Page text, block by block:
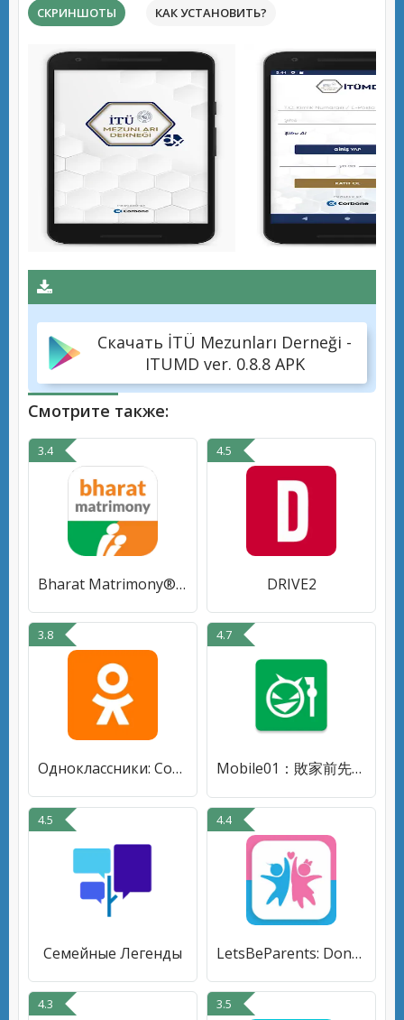
СКРИНШОТЫ КАК УСТАНОВИТЬ?
Скачать İTÜ Mezunları Derneği -
ITUMD ver. 0.8.8 APK
Смотрите также:
3.4
Bharat Matrimony® - Shaadi App
4.5
DRIVE2
3.8
Одноклассники: Социальная сеть
4.7
Mobile01：敗家前先來的地方
4.5
Семейные Легенды
4.4
LetsBeParents: Donor Search
4.3 3.5